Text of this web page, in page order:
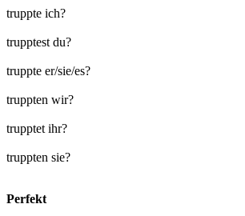
truppte ich?
trupptest du?
truppte er/sie/es?
truppten wir?
trupptet ihr?
truppten sie?
Perfekt